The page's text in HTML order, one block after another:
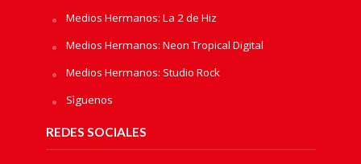
Medios Hermanos: La 2 de Hiz
Medios Hermanos: Neon Tropical Digital
Medios Hermanos: Studio Rock
Sìguenos
REDES SOCIALES